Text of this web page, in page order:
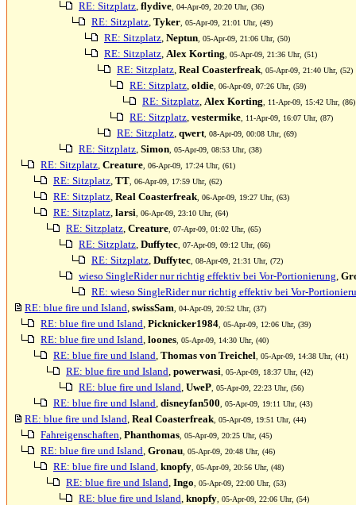
RE: Sitzplatz, flydive , 04-Apr-09, 20:20 Uhr, (36)
RE: Sitzplatz, Tyker , 05-Apr-09, 21:01 Uhr, (49)
RE: Sitzplatz, Neptun , 05-Apr-09, 21:06 Uhr, (50)
RE: Sitzplatz, Alex Korting , 05-Apr-09, 21:36 Uhr, (51)
RE: Sitzplatz, Real Coasterfreak , 05-Apr-09, 21:40 Uhr, (52)
RE: Sitzplatz, oldie , 06-Apr-09, 07:26 Uhr, (59)
RE: Sitzplatz, Alex Korting , 11-Apr-09, 15:42 Uhr, (86)
RE: Sitzplatz, vestermike , 11-Apr-09, 16:07 Uhr, (87)
RE: Sitzplatz, qwert , 08-Apr-09, 00:08 Uhr, (69)
RE: Sitzplatz, Simon , 05-Apr-09, 08:53 Uhr, (38)
RE: Sitzplatz, Creature , 06-Apr-09, 17:24 Uhr, (61)
RE: Sitzplatz, TT , 06-Apr-09, 17:59 Uhr, (62)
RE: Sitzplatz, Real Coasterfreak , 06-Apr-09, 19:27 Uhr, (63)
RE: Sitzplatz, larsi , 06-Apr-09, 23:10 Uhr, (64)
RE: Sitzplatz, Creature , 07-Apr-09, 01:02 Uhr, (65)
RE: Sitzplatz, Duffytec , 07-Apr-09, 09:12 Uhr, (66)
RE: Sitzplatz, Duffytec , 08-Apr-09, 21:31 Uhr, (72)
wieso SingleRider nur richtig effektiv bei Vor-Portionierung,
RE: wieso SingleRider nur richtig effektiv bei Vor-
RE: blue fire und Island, swissSam , 04-Apr-09, 20:52 Uhr, (37)
RE: blue fire und Island, Picknicker1984 , 05-Apr-09, 12:06 Uhr, (39)
RE: blue fire und Island, loones , 05-Apr-09, 14:30 Uhr, (40)
RE: blue fire und Island, Thomas von Treichel , 05-Apr-09, 14:38 Uhr, (41)
RE: blue fire und Island, powerwasi , 05-Apr-09, 18:37 Uhr, (42)
RE: blue fire und Island, UweP , 05-Apr-09, 22:23 Uhr, (56)
RE: blue fire und Island, disneyfan500 , 05-Apr-09, 19:11 Uhr, (43)
RE: blue fire und Island, Real Coasterfreak , 05-Apr-09, 19:51 Uhr, (44)
Fahreigenschaften, Phanthomas , 05-Apr-09, 20:25 Uhr, (45)
RE: blue fire und Island, Gronau , 05-Apr-09, 20:48 Uhr, (46)
RE: blue fire und Island, knopfy , 05-Apr-09, 20:56 Uhr, (48)
RE: blue fire und Island, Ingo , 05-Apr-09, 22:00 Uhr, (53)
RE: blue fire und Island, knopfy , 05-Apr-09, 22:06 Uhr, (54)